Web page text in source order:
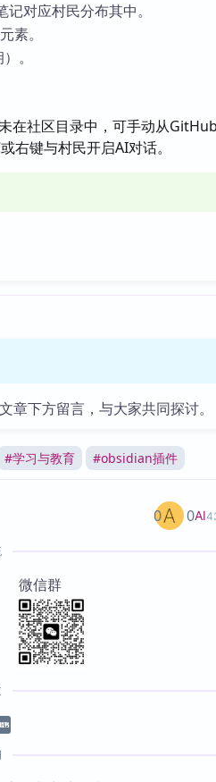
对应村民分布其中。
素。
。
在社区目录中，可手动从
右键与村民开启AI对话。
下方留言，与大家共同探讨。
#学习与教育 #obsidian插件
AI
0 0
微信群